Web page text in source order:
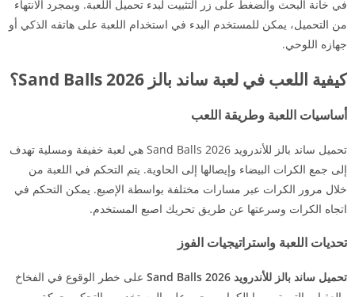
في خانة البحث والضغط على زر التثبيت لبدء تحميل اللعبة. وبمجرد الانتهاء
من التحميل، يمكن للمستخدم البدء في استخدام اللعبة على هاتفه الذكي أو
جهازه اللوحي.
كيفية اللعب في لعبة ساند بالز Sand Balls 2026؟
أساسيات اللعبة وطريقة اللعب
تحميل ساند بالز للأندرويد Sand Balls 2026 هي لعبة خفيفة ومسلية تهدف
إلى جمع الكرات البيضاء وإيصالها إلى الحاوية. يتم التحكم في اللعبة من
خلال مرور الكرات عبر مسارات مختلفة بواسطة الإصبع. يمكن التحكم في
اتجاه الكرات وسرعتها عن طريق تحريك اصبع المستخدم.
تحديات اللعبة واستراتيجيات الفوز
تحميل ساند بالز للأندرويد Sand Balls 2026
على خطر الوقوع في الفخاخ